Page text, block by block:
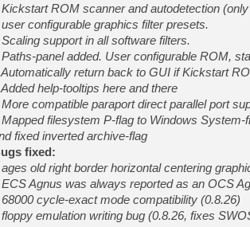
ROM scanner and autodetection
configurable graphics filter presets.
support in all software filters.
panel added. User configurable ROM,
return back to GUI if Kickstart
help-tooltips here and there
compatible paraport direct parallel port
filesystem P-flag to Windows System-
fixed inverted archive-flag
fixed:
old right border horizontal centering
Agnus was always reported as an OCS
cycle-exact mode compatibility (0.8.26)
emulation writing bug (0.8.26, fixes